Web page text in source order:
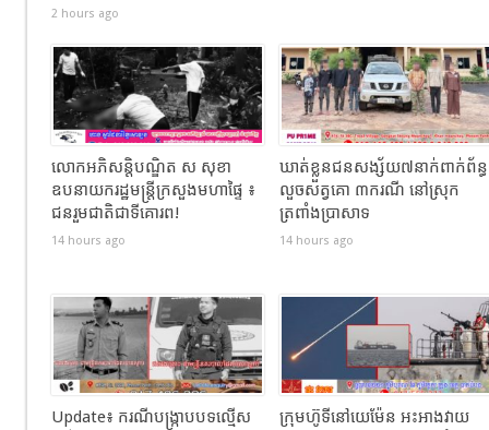
2 hours ago
លោកអភិសន្តិបណ្ឌិត ស សុខា
ឧបនាយករដ្ឋមន្រ្តីក្រសួងមហាផ្ទៃ ៖
ជនរួមជាតិជាទីគោរព!
14 hours ago
ឃាត់ខ្លួនជនសង្ស័យ៧នាក់ពាក់ព័ន្ធ
លួចសត្វគោ ៣ករណី នៅស្រុក
ត្រពាំងប្រាសាទ
14 hours ago
Update៖ ករណីបង្ក្រាបបទល្មើស
ក្រុមហ៊ូទីនៅយេម៉ែន អះអាងវាយ